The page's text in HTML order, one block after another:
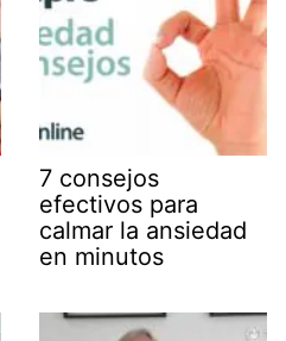
7 consejos
efectivos para
calmar la ansiedad
en minutos